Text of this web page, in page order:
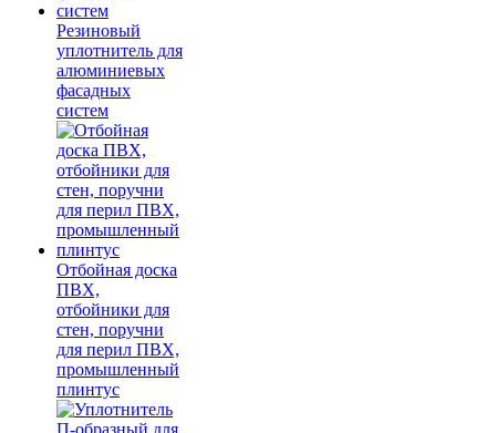
Резиновый
уплотнитель для
алюминиевых
фасадных
систем
Отбойная доска
ПВХ,
отбойники для
стен, поручни
для перил ПВХ,
промышленный
плинтус